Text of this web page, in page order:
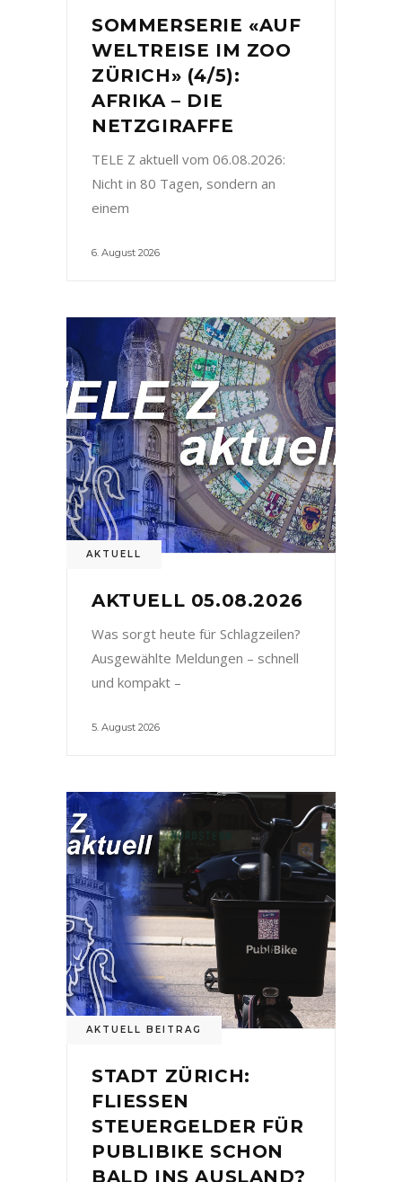
SOMMERSERIE «AUF
WELTREISE IM ZOO
ZÜRICH» (4/5):
AFRIKA – DIE
NETZGIRAFFE
TELE Z aktuell vom 06.08.2026:
Nicht in 80 Tagen, sondern an
einem
6. August 2026
AKTUELL
AKTUELL 05.08.2026
Was sorgt heute für Schlagzeilen?
Ausgewählte Meldungen – schnell
und kompakt –
5. August 2026
AKTUELL BEITRAG
STADT ZÜRICH:
FLIESSEN
STEUERGELDER FÜR
PUBLIBIKE SCHON
BALD INS AUSLAND?